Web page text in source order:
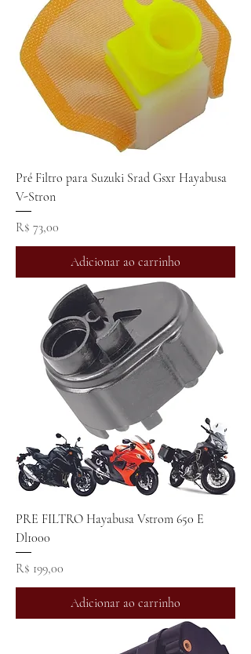
Pré Filtro para Suzuki Srad Gsxr Hayabusa
V-Stron
Preço
R$ 73,00
Adicionar ao carrinho
PRE FILTRO Hayabusa Vstrom 650 E
Dl1000
Preço
R$ 199,00
Adicionar ao carrinho